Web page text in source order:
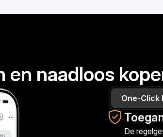
en naadloos
One-Click
De